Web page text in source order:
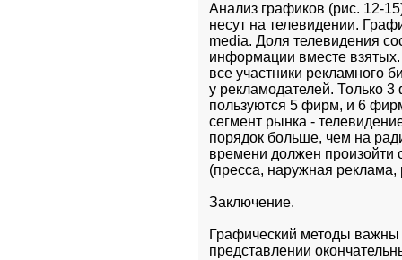
Анализ графиков (рис. 12-
несут на телевидении.
media. Доля телевидения
информации вместе
все участники рекламного
у рекламодателей. Только
пользуются 5 фирм, и 6
сегмент рынка -
порядок больше, чем на
времени должен произойти
(пресса, наружная реклама,
Заключение.
Графический методы важны
представлении